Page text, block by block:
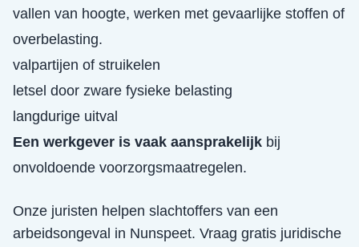
vallen van hoogte, werken met gevaarlijke stoffen of
overbelasting.
valpartijen of struikelen
letsel door zware fysieke belasting
langdurige uitval
Een werkgever is vaak aansprakelijk bij
onvoldoende voorzorgsmaatregelen.
Onze juristen helpen slachtoffers van een
arbeidsongeval in Nunspeet. Vraag gratis juridische